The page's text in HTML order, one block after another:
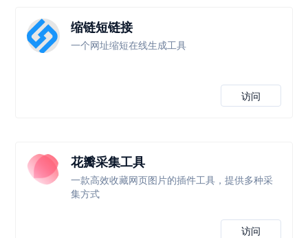
缩链短链接
一个网址缩短在线生成工具
访问
花瓣采集工具
一款高效收藏网页图片的插件工具，提供多种采
集方式
访问